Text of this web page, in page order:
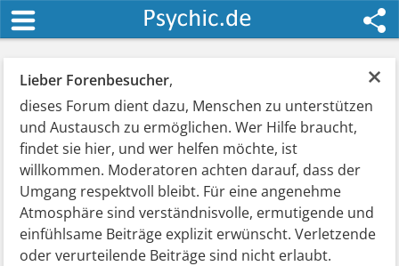
×
Lieber Forenbesucher,
dieses Forum dient dazu, Menschen zu unterstützen
und Austausch zu ermöglichen. Wer Hilfe braucht,
findet sie hier, und wer helfen möchte, ist
willkommen. Moderatoren achten darauf, dass der
Umgang respektvoll bleibt. Für eine angenehme
Atmosphäre sind verständnisvolle, ermutigende und
einfühlsame Beiträge explizit erwünscht. Verletzende
oder verurteilende Beiträge sind nicht erlaubt.